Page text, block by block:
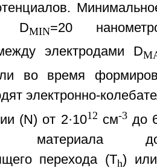
DMIN=20
электродами D
во время
электронно-
(N) от 2·1012 см-3до
материала
перехода (Th)